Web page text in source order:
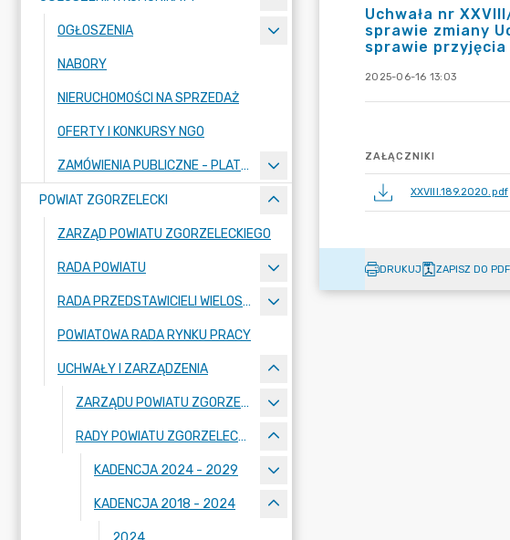
OGŁOSZENIA
NABORY
NIERUCHOMOŚCI NA SPRZEDAŻ
OFERTY I KONKURSY NGO
ZAMÓWIENIA PUBLICZNE - PLATFORMA ZAKUPOWA
POWIAT ZGORZELECKI
ZARZĄD POWIATU ZGORZELECKIEGO
RADA POWIATU
RADA PRZEDSTAWICIELI WIELOSPECJALISTYCZNEGO ZESPOŁU OPIEKI ZDROWOTNEJ "BOLESŁAWIEC-ZGORZELEC" SAMODZIELNEGO PUBLICZNEGO ZAKŁADU OPIEKI ZDROWOTNEJ
POWIATOWA RADA RYNKU PRACY
UCHWAŁY I ZARZĄDZENIA
ZARZĄDU POWIATU ZGORZELECKIEGO
RADY POWIATU ZGORZELECKIEGO
KADENCJA 2024 - 2029
KADENCJA 2018 - 2024
Uchwała nr
sprawie zmiany
sprawie
2025-06-16 13:03
ZAŁĄCZNIKI
XXVIII.189.2020.pdf
DRUKUJ ZAPISZ DO PDF